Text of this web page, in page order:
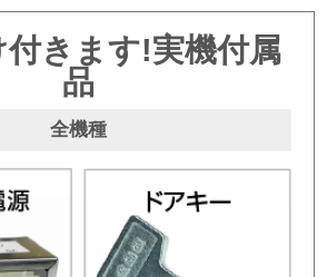
付きます!実機付属
品
全機種